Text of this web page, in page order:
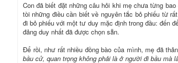
Con đã biết đặt những câu hỏi khi mẹ chưa từng
tòi những điều cần biết về nguyên tắc bỏ phiếu từ
đi bỏ phiếu với một tư duy mặc định trong đầu: đến
đảng duy nhất đã được chọn sẵn.
Để rồi, như rất nhiều đồng bào của mình, mẹ đã
bầu cử, quan trọng không phải là ở người đi bầu mà